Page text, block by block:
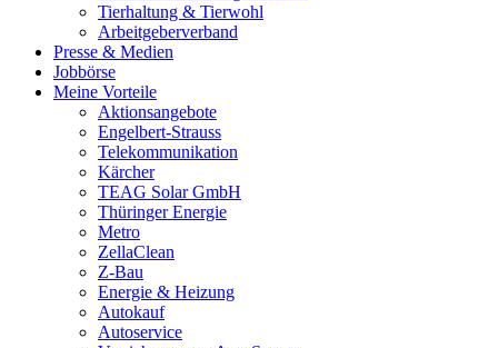
Tierhaltung & Tierwohl
Arbeitgeberverband
Presse & Medien
Jobbörse
Meine Vorteile
Aktionsangebote
Engelbert-Strauss
Telekommunikation
Kärcher
TEAG Solar GmbH
Thüringer Energie
Metro
ZellaClean
Z-Bau
Energie & Heizung
Autokauf
Autoservice